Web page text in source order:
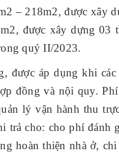
– 218m2, được xây
được xây dựng 03
quý II/2023.
được áp dụng khi các
đồng và nội quy.
lý vận hành thu
trả cho: cho phí đánh
hoàn thiện nhà ở,